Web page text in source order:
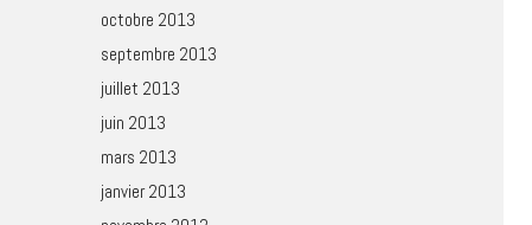
octobre 2013
septembre 2013
juillet 2013
juin 2013
mars 2013
janvier 2013